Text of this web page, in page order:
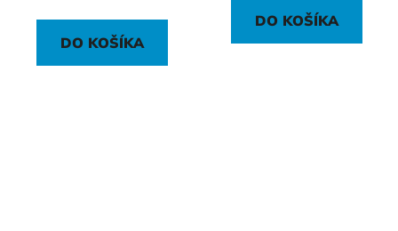
DO KOŠÍKA
DO KOŠÍKA